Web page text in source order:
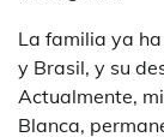
La familia ya
y Brasil, y su
Actualmente,
Blanca,